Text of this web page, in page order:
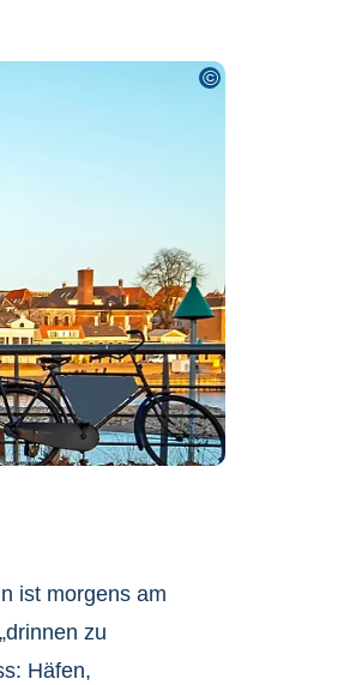
ist morgens am
zu
Häfen,